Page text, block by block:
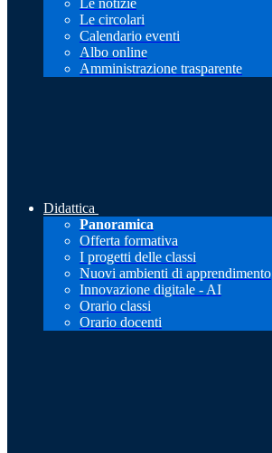
Le notizie
Le circolari
Calendario eventi
Albo online
Amministrazione trasparente
Didattica
Panoramica
Offerta formativa
I progetti delle classi
Nuovi ambienti di apprendimento
Innovazione digitale - AI
Orario classi
Orario docenti